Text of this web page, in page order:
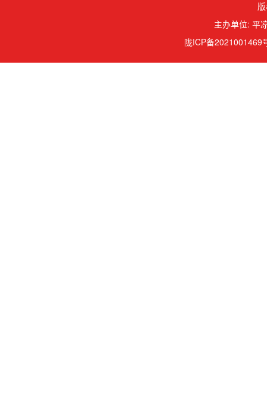
主办单位: 平
陇ICP备2021001469